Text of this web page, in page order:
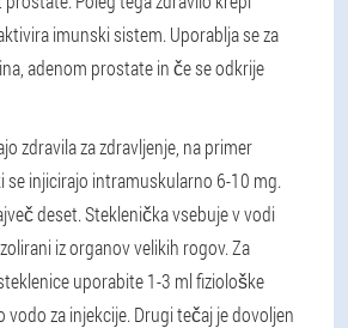
imunski sistem. Uporablja se za
adenom prostate in če se odkrije
zdravila za zdravljenje, na primer
se injicirajo intramuskularno 6-10 mg.
deset. Steklenička vsebuje v vodi
iz organov velikih rogov. Za
uporabite 1-3 ml fiziološke
vodo za injekcije. Drugi tečaj je dovoljen